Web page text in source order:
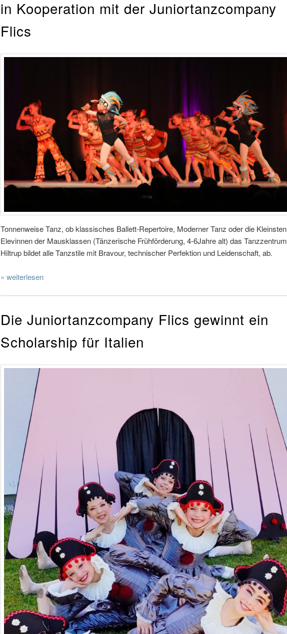
in Kooperation mit der Juniortanzcompany
Flics
Tonnenweise Tanz, ob klassisches Ballett-Repertoire, Moderner Tanz oder die Kleinsten
Elevinnen der Mausklassen (Tänzerische Frühförderung, 4-6Jahre alt) das Tanzzentrum
Hiltrup bildet alle Tanzstile mit Bravour, technischer Perfektion und Leidenschaft, ab.
» weiterlesen
Die Juniortanzcompany Flics gewinnt ein
Scholarship für Italien